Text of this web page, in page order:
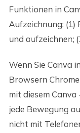
Funktionen in
Aufzeichnung:
und aufzeichnen;
Wenn Sie Canva
Browsern
mit diesem
jede Bewegung
nicht mit